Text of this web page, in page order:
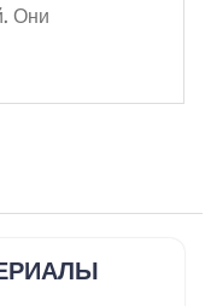
Они